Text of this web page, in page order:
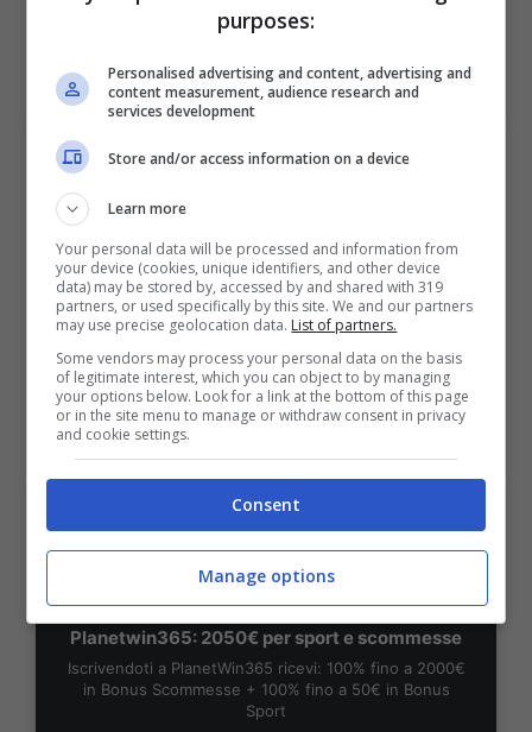
VERIFICA
Mostra Informazioni
Bonus Benvenuto Sport: fino a 1.000€
50% sul deposito fino a 50€
1000€
VERIFICA
Mostra Informazioni
PlanetWin365
Planetwin365: 2050€ per sport e scommesse
Iscrivendoti a PlanetWin365 ricevi: 100% fino a 2000€
in Bonus Scommesse + 100% fino a 50€ in Bonus
Sport
purposes:
Personalised advertising and content, advertising and
content measurement, audience research and
services development
Store and/or access information on a device
Learn more
Your personal data will be processed and information from
your device (cookies, unique identifiers, and other device
data) may be stored by, accessed by and shared with 319
partners, or used specifically by this site. We and our partners
may use precise geolocation data. List of partners.
Some vendors may process your personal data on the basis
of legitimate interest, which you can object to by managing
your options below. Look for a link at the bottom of this page
or in the site menu to manage or withdraw consent in privacy
and cookie settings.
Consent
Manage options